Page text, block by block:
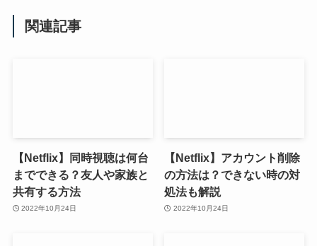
関連記事
【Netflix】同時視聴は何台
までできる？友人や家族と
共有する方法
2022年10月24日
【Netflix】アカウント削除
の方法は？できない時の対
処法も解説
2022年10月24日